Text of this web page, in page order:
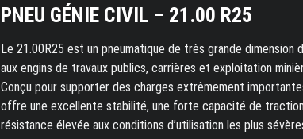
PNEU GÉNIE CIVIL – 21.00 R25
Le 21.00R25 est un pneumatique de très grande dimension
aux engins de travaux publics, carrières et exploitation
Conçu pour supporter des charges extrêmement
offre une excellente stabilité, une forte capacité de
résistance élevée aux conditions d’utilisation les plus